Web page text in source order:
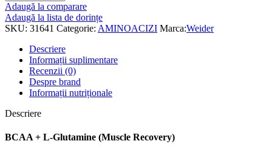
Adaugă la comparare
Adaugă la lista de dorințe
SKU: 31641 Categorie: AMINOACIZI Marca:Weider
Descriere
Informații suplimentare
Recenzii (0)
Despre brand
Informații nutriționale
Descriere
BCAA + L-Glutamine (Muscle Recovery)